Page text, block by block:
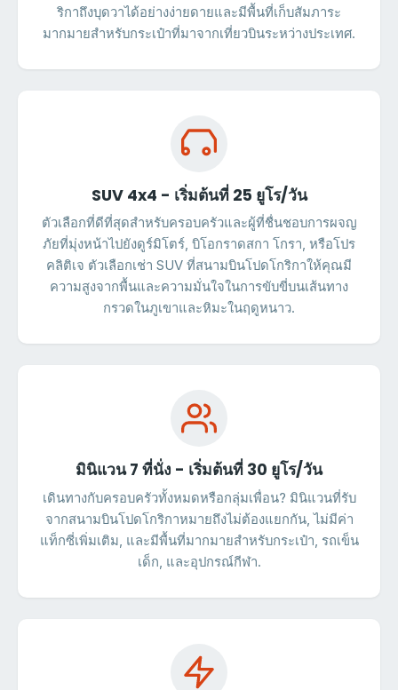
ริกาถึงบุดวาได้อย่างง่ายดายและมีพื้นที่เก็บสัมภาระ
มากมายสำหรับกระเป๋าที่มาจากเที่ยวบินระหว่างประเทศ.
SUV 4x4 - เริ่มต้นที่ 25 ยูโร/วัน
ตัวเลือกที่ดีที่สุดสำหรับครอบครัวและผู้ที่ชื่นชอบการผจญ
ภัยที่มุ่งหน้าไปยังดูร์มิโตร์, บิโอกราดสกา โกรา, หรือโปร
คลิติเจ ตัวเลือกเช่า SUV ที่สนามบินโปดโกริกาให้คุณมี
ความสูงจากพื้นและความมั่นใจในการขับขี่บนเส้นทาง
กรวดในภูเขาและหิมะในฤดูหนาว.
มินิแวน 7 ที่นั่ง - เริ่มต้นที่ 30 ยูโร/วัน
เดินทางกับครอบครัวทั้งหมดหรือกลุ่มเพื่อน? มินิแวนที่รับ
จากสนามบินโปดโกริกาหมายถึงไม่ต้องแยกกัน, ไม่มีค่า
แท็กซี่เพิ่มเติม, และมีพื้นที่มากมายสำหรับกระเป๋า, รถเข็น
เด็ก, และอุปกรณ์กีฬา.